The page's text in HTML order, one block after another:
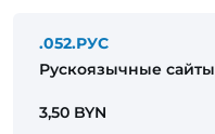
.052.РУС
Рускоязычные сайты
3,50 BYN